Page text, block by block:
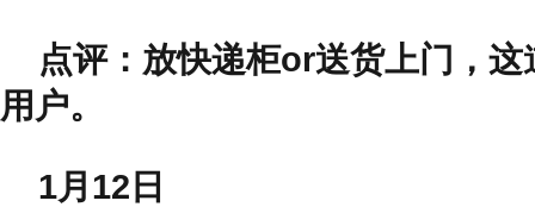
点评：放快递柜or送货上门，
用户。
1月12日